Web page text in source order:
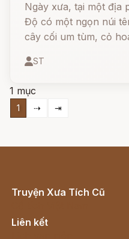
Ngày xưa, tại một địa
Độ có một ngọn núi
cây cối um tùm, cỏ
cho những ai muốn
ST
1 mục
1 ⇢ ⇥
Truyện Xưa Tích Cũ
Liên kết